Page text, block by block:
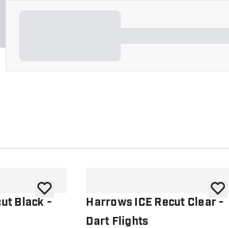
Black -Zur Wunschliste hinzufügen
Harrows ICE Recut Clear -
Dart Flights
Zur